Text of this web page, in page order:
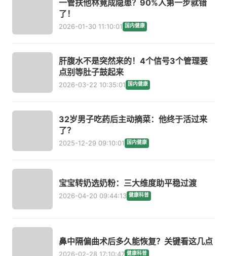
一管扶他林竟成隐患？90%人第一步就错
了！
2026-01-30 11:10:01 国内健康
肝腹水不是突然来的！4个信号3个管理要
点别等肚子鼓起来
2026-03-22 10:35:01 国内健康
32岁男子吃药后主动摘菜：他终于活过来
了？
2025-12-29 09:10:01 国内健康
宝宝转奶选奶粉：三大维度助平稳过渡
2026-04-20 09:44:13 健康科普
鼻中隔偏曲术后多久能恢复？关键看这几点
2026-02-28 17:10:47 健康科普